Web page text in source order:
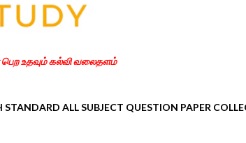
பெற உதவும் கல்வி வலைதளம்
STANDARD ALL SUBJECT QUESTION PAPER